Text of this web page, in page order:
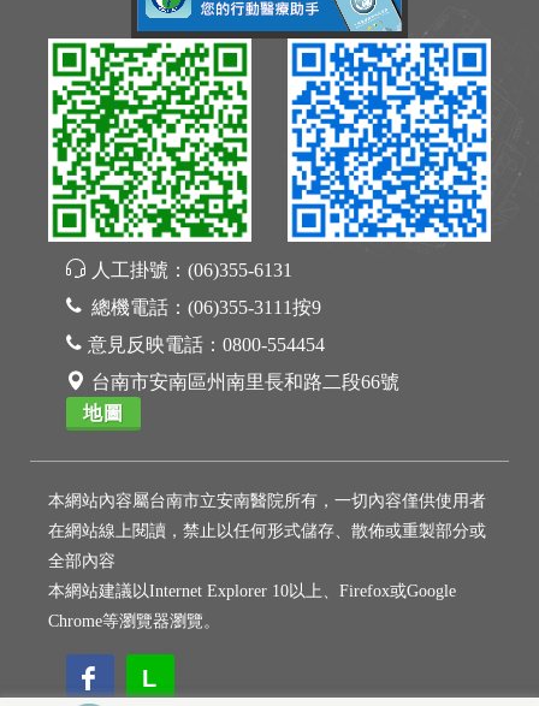
人工掛號： (06)355-6131
總機電話： (06)355-3111按9
意見反映電話： 0800-554454
台南市安南區州南里長和路二段66號
地圖
本網站內容屬台南市立安南醫院所有，一切內容僅供使用者
在網站線上閱讀，禁止以任何形式儲存、散佈或重製部分或
全部內容
本網站建議以Internet Explorer 10以上、Firefox或Google
Chrome等瀏覽器瀏覽。
L